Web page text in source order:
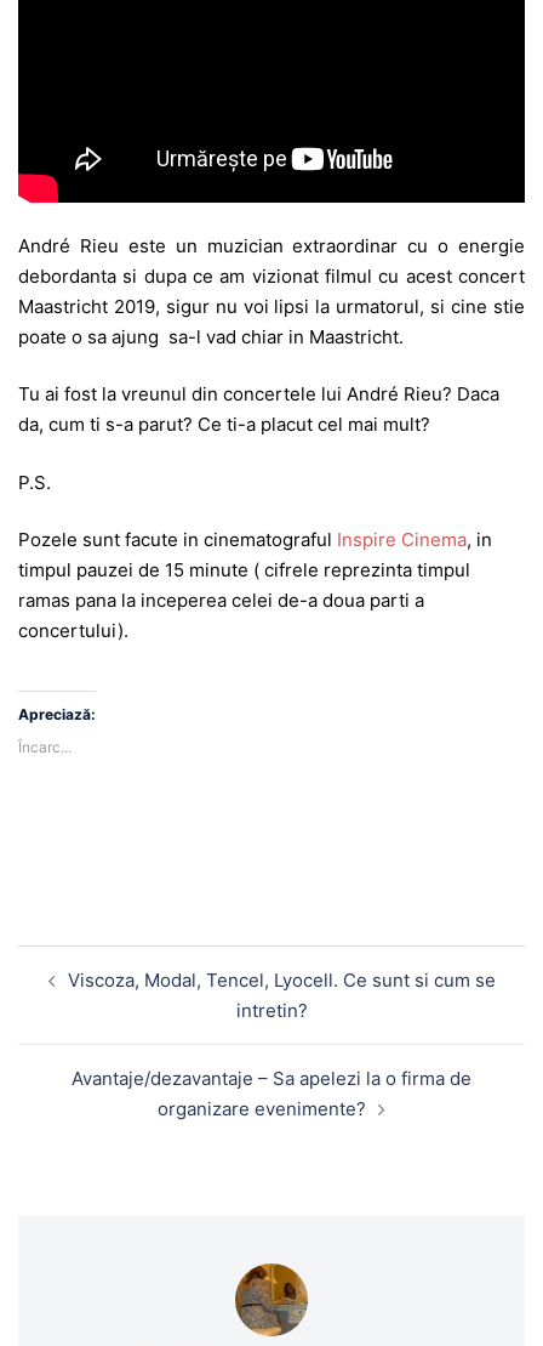
André Rieu este un muzician extraordinar cu o energie
debordanta si dupa ce am vizionat filmul cu acest concert
Maastricht 2019, sigur nu voi lipsi la urmatorul, si cine stie
poate o sa ajung sa-l vad chiar in Maastricht.
Tu ai fost la vreunul din concertele lui André Rieu? Daca
da, cum ti s-a parut? Ce ti-a placut cel mai mult?
P.S.
Pozele sunt facute in cinematograful Inspire Cinema, in
timpul pauzei de 15 minute ( cifrele reprezinta timpul
ramas pana la inceperea celei de-a doua parti a
concertului).
Apreciază:
Încarc...
Viscoza, Modal, Tencel, Lyocell. Ce sunt si cum se
intretin?
Avantaje/dezavantaje – Sa apelezi la o firma de
organizare evenimente?